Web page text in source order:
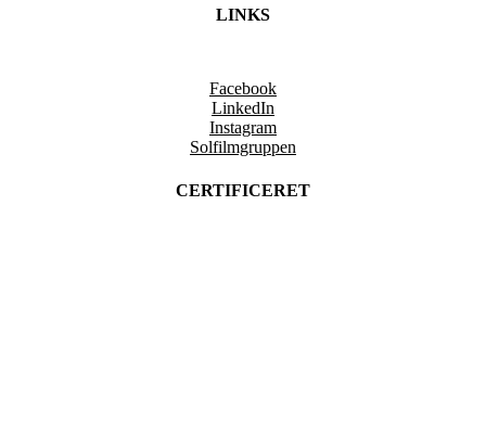
LINKS
Facebook
LinkedIn
Instagram
Solfilmgruppen
CERTIFICERET